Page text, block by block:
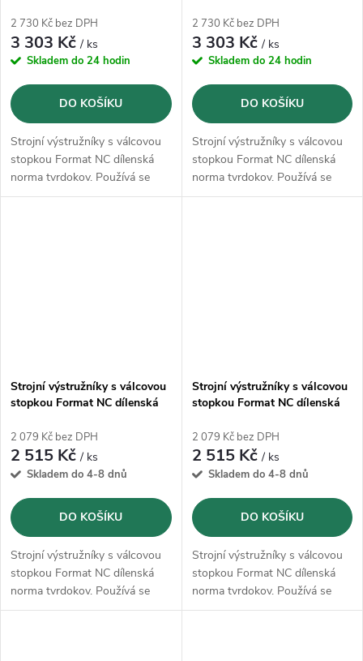
2 730 Kč bez DPH
3 303 Kč/ ks
Skladem do 24 hodin
DO KOŠÍKU
Strojní výstružníky s válcovou
stopkou Format NC dílenská
norma tvrdokov. Používá se
především na vysoce legované
2 730 Kč bez DPH
3 303 Kč/ ks
Skladem do 24 hodin
DO KOŠÍKU
Strojní výstružníky s válcovou
stopkou Format NC dílenská
norma tvrdokov. Používá se
především na vysoce legované
Strojní výstružníky s válcovou
stopkou Format NC dílenská
2 079 Kč bez DPH
2 515 Kč/ ks
Skladem do 4-8 dnů
DO KOŠÍKU
Strojní výstružníky s válcovou
stopkou Format NC dílenská
norma tvrdokov. Používá se
především na vysoce legované
Strojní výstružníky s válcovou
stopkou Format NC dílenská
2 079 Kč bez DPH
2 515 Kč/ ks
Skladem do 4-8 dnů
DO KOŠÍKU
Strojní výstružníky s válcovou
stopkou Format NC dílenská
norma tvrdokov. Používá se
především na vysoce legované